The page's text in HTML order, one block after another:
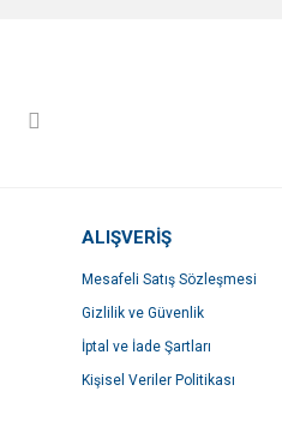
ALIŞVERİŞ
Mesafeli Satış Sözleşmesi
Gizlilik ve Güvenlik
İptal ve İade Şartları
Kişisel Veriler Politikası